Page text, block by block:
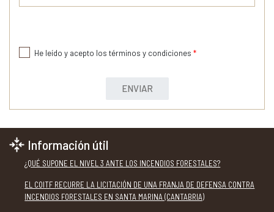
He leído y acepto los términos y condiciones *
ENVIAR
Información útil
¿QUÉ SUPONE EL NIVEL 3 ANTE LOS INCENDIOS FORESTALES?
EL COITF RECURRE LA LICITACIÓN DE UNA FRANJA DE DEFENSA CONTRA
INCENDIOS FORESTALES EN SANTA MARINA (CANTABRIA)